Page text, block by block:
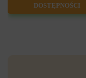
DOSTĘPNOŚCI